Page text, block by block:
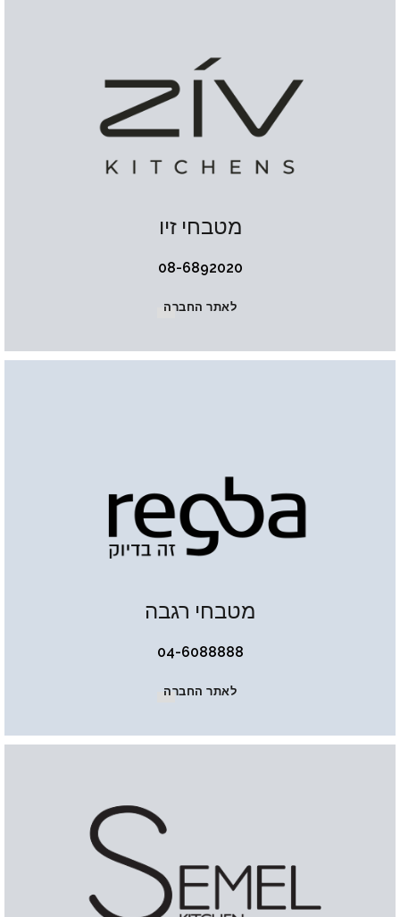
מטבחי זיו
08-6892020
לאתר החברה
מטבחי רגבה
04-6088888
לאתר החברה